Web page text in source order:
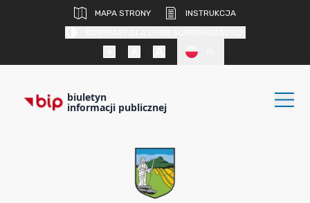
MAPA STRONY
INSTRUKCJA
biuletyn
informacji publicznej